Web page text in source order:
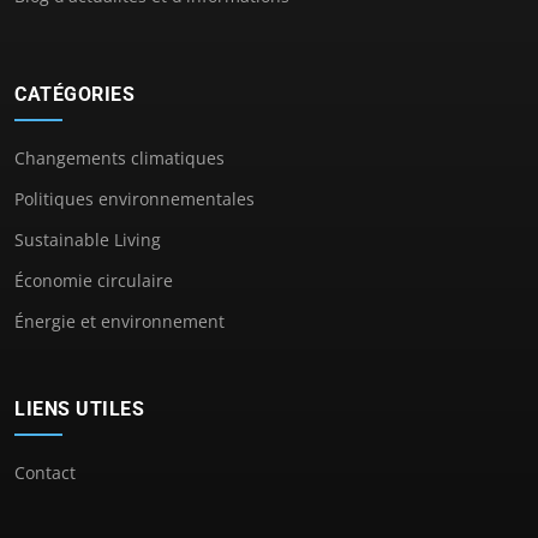
CATÉGORIES
Changements climatiques
Politiques environnementales
Sustainable Living
Économie circulaire
Énergie et environnement
LIENS UTILES
Contact